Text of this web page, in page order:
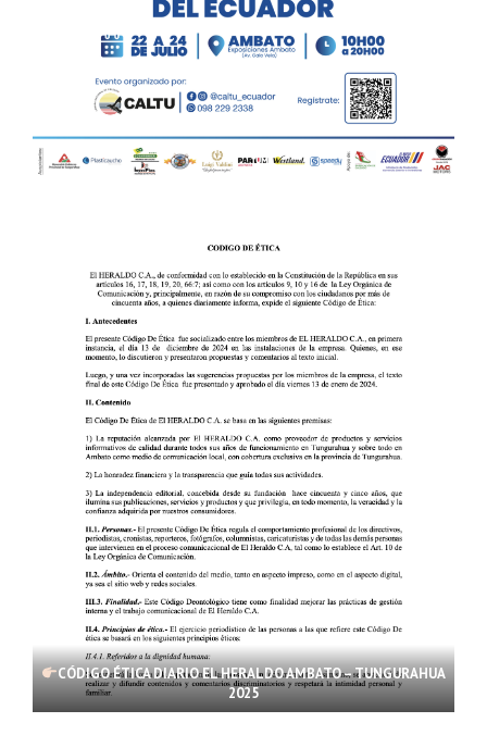
CÓDIGO ÉTICA DIARIO EL HERALDO AMBATO – TUNGURAHUA
2025